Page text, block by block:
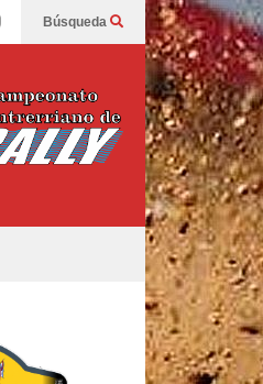
Búsqueda